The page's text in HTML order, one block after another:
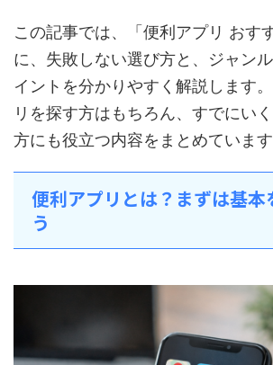
この記事では、「便利アプリ おす
に、失敗しない選び方と、ジャン
イントを分かりやすく解説します
リを探す方はもちろん、すでにい
方にも役立つ内容をまとめています
便利アプリとは？まずは基本
う